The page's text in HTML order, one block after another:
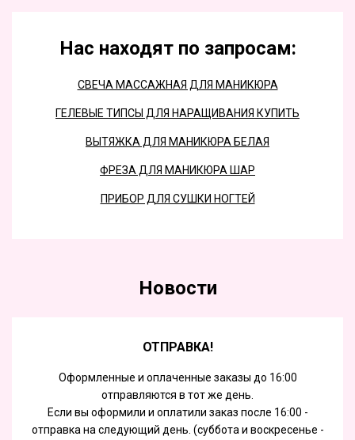
Нас находят по запросам:
СВЕЧА МАССАЖНАЯ ДЛЯ МАНИКЮРА
ГЕЛЕВЫЕ ТИПСЫ ДЛЯ НАРАЩИВАНИЯ КУПИТЬ
ВЫТЯЖКА ДЛЯ МАНИКЮРА БЕЛАЯ
ФРЕЗА ДЛЯ МАНИКЮРА ШАР
ПРИБОР ДЛЯ СУШКИ НОГТЕЙ
Новости
ОТПРАВКА!
Оформленные и оплаченные заказы до 16:00
отправляются в тот же день.
Если вы оформили и оплатили заказ после 16:00 -
отправка на следующий день. (суббота и воскресенье -